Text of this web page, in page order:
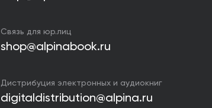
Связь для юр.лиц
shop@alpinabook.ru
Дистрибуция электронных и аудиокниг
digitaldistribution@alpina.ru